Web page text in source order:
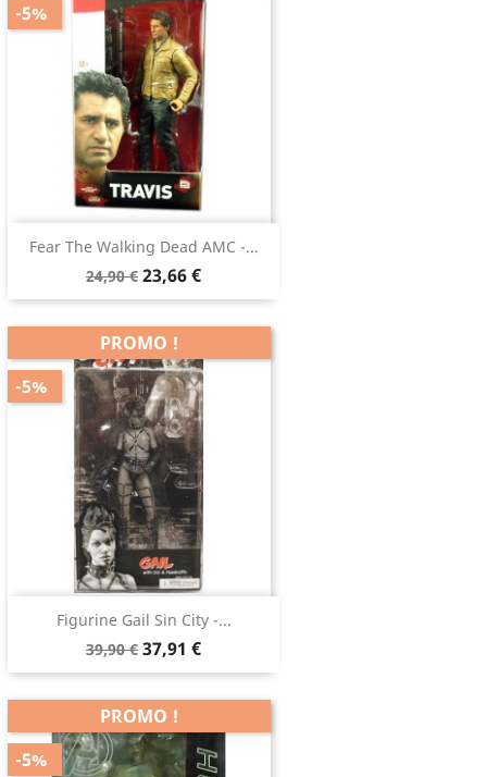
Fear The Walking Dead AMC -...
24,90 € 23,66 €
-5%
Figurine Gail Sin City -...
39,90 € 37,91 €
PROMO !
-5%
PROMO !
-5%